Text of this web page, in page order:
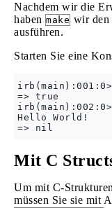
Nachdem wir die
haben make wir den
ausführen.
Starten Sie eine
=> true
Hello World!
Mit C
Um mit C-
müssen Sie sie mit